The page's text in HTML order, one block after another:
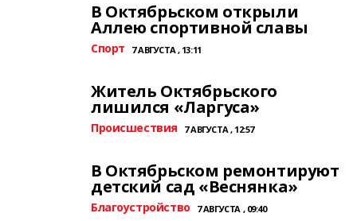
В Октябрьском открыли
Аллею спортивной славы
Спорт 7 АВГУСТА , 13:11
Житель Октябрьского
лишился «Ларгуса»
Происшествия 7 АВГУСТА , 12:57
В Октябрьском ремонтируют
детский сад «Веснянка»
Благоустройство 7 АВГУСТА , 09:40